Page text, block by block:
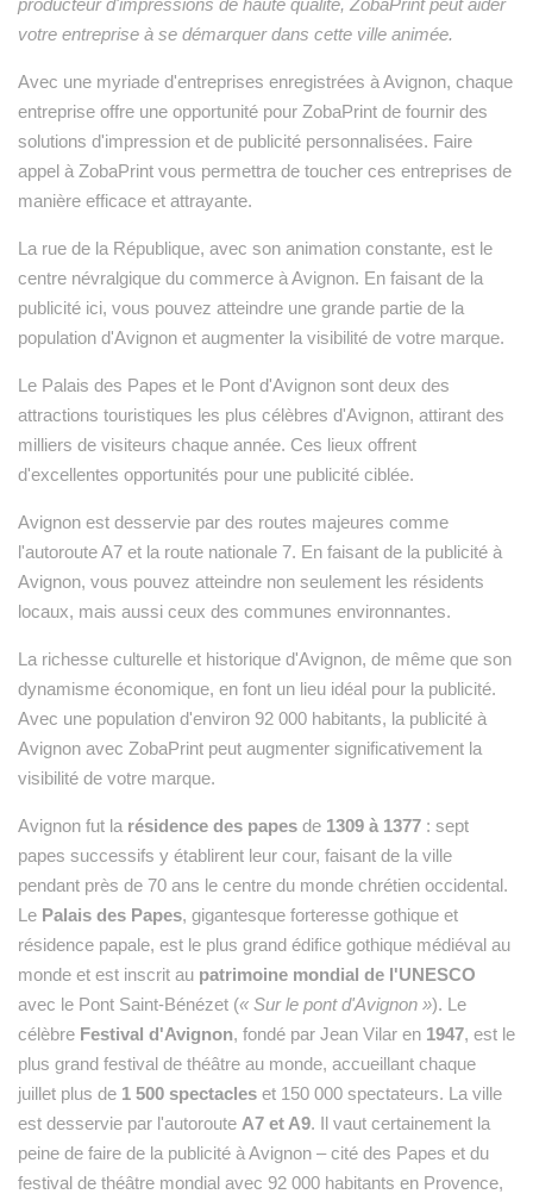
producteur d'impressions de haute qualité, ZobaPrint peut aider
votre entreprise à se démarquer dans cette ville animée.
Avec une myriade d'entreprises enregistrées à Avignon, chaque
entreprise offre une opportunité pour ZobaPrint de fournir des
solutions d'impression et de publicité personnalisées. Faire
appel à ZobaPrint vous permettra de toucher ces entreprises de
manière efficace et attrayante.
La rue de la République, avec son animation constante, est le
centre névralgique du commerce à Avignon. En faisant de la
publicité ici, vous pouvez atteindre une grande partie de la
population d'Avignon et augmenter la visibilité de votre marque.
Le Palais des Papes et le Pont d'Avignon sont deux des
attractions touristiques les plus célèbres d'Avignon, attirant des
milliers de visiteurs chaque année. Ces lieux offrent
d'excellentes opportunités pour une publicité ciblée.
Avignon est desservie par des routes majeures comme
l'autoroute A7 et la route nationale 7. En faisant de la publicité à
Avignon, vous pouvez atteindre non seulement les résidents
locaux, mais aussi ceux des communes environnantes.
La richesse culturelle et historique d'Avignon, de même que son
dynamisme économique, en font un lieu idéal pour la publicité.
Avec une population d'environ 92 000 habitants, la publicité à
Avignon avec ZobaPrint peut augmenter significativement la
visibilité de votre marque.
Avignon fut la résidence des papes de 1309 à 1377 : sept
papes successifs y établirent leur cour, faisant de la ville
pendant près de 70 ans le centre du monde chrétien occidental.
Le Palais des Papes, gigantesque forteresse gothique et
résidence papale, est le plus grand édifice gothique médiéval au
monde et est inscrit au patrimoine mondial de l'UNESCO
avec le Pont Saint-Bénézet (« Sur le pont d'Avignon »). Le
célèbre Festival d'Avignon, fondé par Jean Vilar en 1947, est le
plus grand festival de théâtre au monde, accueillant chaque
juillet plus de 1 500 spectacles et 150 000 spectateurs. La ville
est desservie par l'autoroute A7 et A9. Il vaut certainement la
peine de faire de la publicité à Avignon – cité des Papes et du
festival de théâtre mondial avec 92 000 habitants en Provence,